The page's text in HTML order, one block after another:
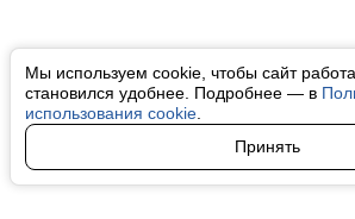
Мы используем cookie, чтобы сайт
становился удобнее. Подробнее — в
использования cookie
Принять